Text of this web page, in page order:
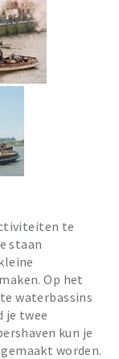
te
staan
Op het
waterbassins
je twee
kun je
worden.